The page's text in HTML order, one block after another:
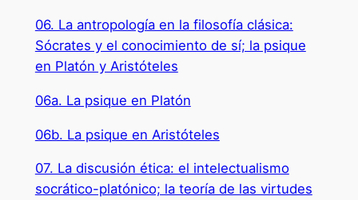
06. La antropología en la filosofía clásica:
Sócrates y el conocimiento de sí; la psique
en Platón y Aristóteles
06a. La psique en Platón
06b. La psique en Aristóteles
07. La discusión ética: el intelectualismo
socrático-platónico; la teoría de las virtudes